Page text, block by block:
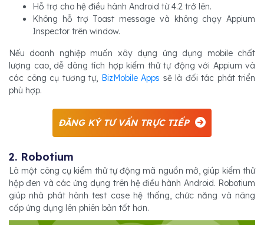
Hỗ trợ cho hệ điều hành Android từ 4.2 trở lên.
Không hỗ trợ Toast message và không chạy Appium
Inspector trên window.
Nếu doanh nghiệp muốn xây dựng ứng dụng mobile chất
lượng cao, dễ dàng tích hợp kiểm thử tự động với Appium và
các công cụ tương tự, BizMobile Apps sẽ là đối tác phát triển
phù hợp.
ĐĂNG KÝ TƯ VẤN TRỰC TIẾP
2. Robotium
Là một công cụ kiểm thử tự động mã nguồn mở, giúp kiểm thử
hộp đen và các ứng dụng trên hệ điều hành Android. Robotium
giúp nhà phát hành test case hệ thống, chức năng và nâng
cấp ứng dụng lên phiên bản tốt hơn.